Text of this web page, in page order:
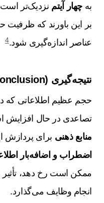
به چهار آیتم
بر این باورند که ظرفیت
عناصر اندازه‌گیری شود.4
نتیجه‌گیری (Conclusion)
حجم عظیم اطلاعاتی که
تصاعدی در حال افزایش
منابع ذهنی برای پردازش
اضطراب و اضافه‌بار
ممکن است رخ دهد، تأثیر
انجام وظایف می‌گذارد.